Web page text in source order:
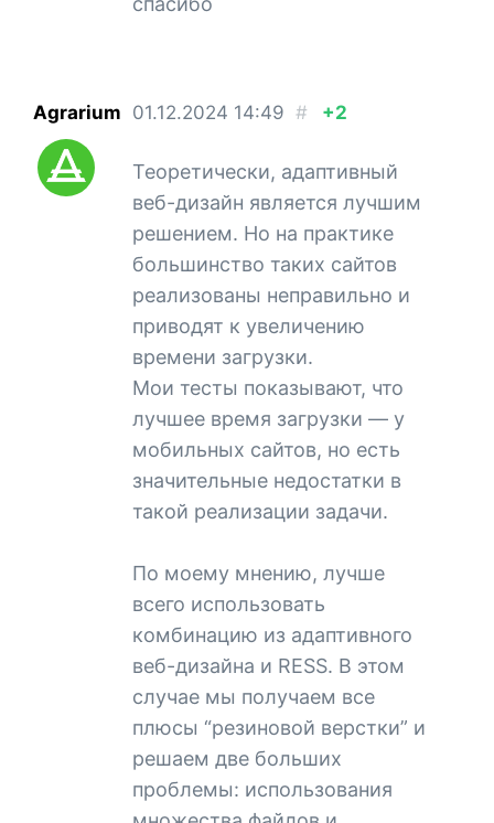
Agrarium 01.12.2024 14:49 # +2
Теоретически, адаптивный
веб-дизайн является лучшим
решением. Но на практике
большинство таких сайтов
реализованы неправильно и
приводят к увеличению
времени загрузки.
Мои тесты показывают, что
лучшее время загрузки — у
мобильных сайтов, но есть
значительные недостатки в
такой реализации задачи.
По моему мнению, лучше
всего использовать
комбинацию из адаптивного
веб-дизайна и RESS. В этом
случае мы получаем все
плюсы “резиновой верстки” и
решаем две больших
проблемы: использования